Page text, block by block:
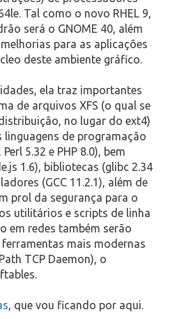
Tal como o novo RHEL 9,
será o GNOME 40, além
para as aplicações
deste ambiente gráfico.
ela traz importantes
de arquivos XFS (o qual se
no lugar do ext4)
linguagens de programação
5.32 e PHP 8.0), bem
1.6), bibliotecas (glibc 2.34
(GCC 11.2.1), além de
prol da segurança para o
utilitários e scripts de linha
em redes também serão
mais modernas
TCP Daemon), o
, que vou ficando por aqui.